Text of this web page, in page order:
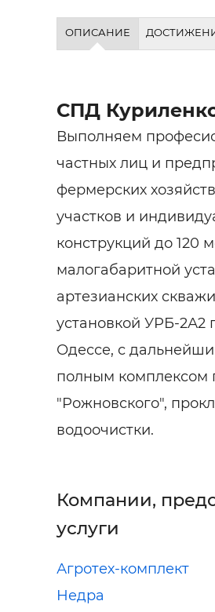
ОПИСАНИЕ
СПД
Выполняем
частных лиц и
фермерских
участков и
конструкций до 120
малогабаритной
артезианских
установкой УРБ-2А2
Одессе, с
полным
"Рожновского",
водоочистки.
Компании,
услуги
Агротех-комплект
Недра